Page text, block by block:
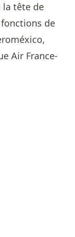
la tête de
fonctions de
Air France-